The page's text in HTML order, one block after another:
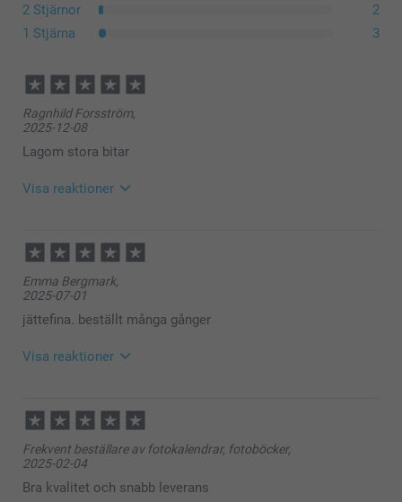
2 Stjärnor
2
1 Stjärna
3
Ragnhild Forsström,
2025-12-08
Lagom stora bitar
Visa reaktioner
15:23
Hej Ragnhild,
Stort tack för ⭐️⭐️⭐️⭐️⭐️ och omdöme av våra
minnesspel.
Tack för att du valt att beställa från oss. 💕
Varma hälsningar
Pernilla @smartphoto
Emma Bergmark,
2025-07-01
jättefina. beställt många gånger
Visa reaktioner
13:24
Hej Emma,
Stort tack för ⭐️⭐️⭐️⭐️⭐️ och omdöme av våra
minnesspel.
Tack för att du valt att beställa från oss. 💕
Frekvent beställare av fotokalendrar, fotoböcker,
2025-02-04
Bra kvalitet och snabb leverans